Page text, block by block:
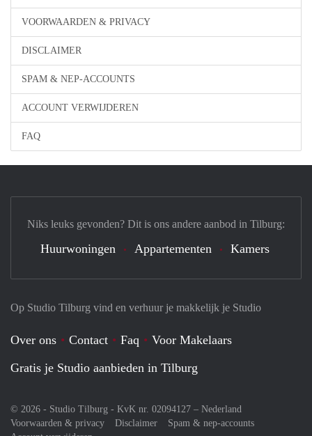
VOORWAARDEN & PRIVACY
DISCLAIMER
SPAM & NEP-ACCOUNTS
ACCOUNT VERWIJDEREN
FAQ
Op Studio Tilburg vind en verhuur je makkelijk je Studio
Over ons Contact Faq
Voor Makelaars
Gratis je Studio aanbieden in Tilburg
© 2026 - Studio Tilburg - KvK nr. 02094127 – Nederland
Voorwaarden & privacy
Disclaimer
Spam & nep-accounts
Niks leuks gevonden? Dit is ons andere aanbod in Tilburg:
Huurwoningen Appartementen Kamers